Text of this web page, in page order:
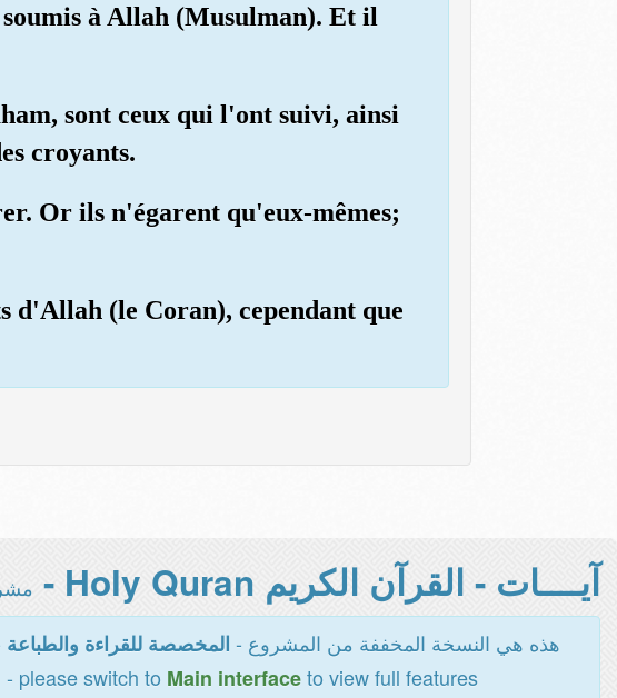
à Allah (Musulman). Et il
sont ceux qui l'ont suivi, ainsi
croyants.
Or ils n'égarent qu'eux-mêmes;
d'Allah (le Coran), cependant que
آيــــات - القرآن الكريم Holy Quran -
هذه هي النسخة المخففة من المشروع - المخصصة للقراءة والطباعة
please switch to Main interfaceto view full features